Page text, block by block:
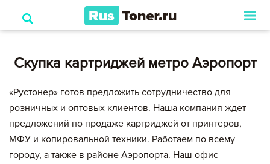
Скупка картриджей метро Аэропорт
«Рустонер» готов предложить сотрудничество для
розничных и оптовых клиентов. Наша компания ждет
предложений по продаже картриджей от принтеров,
МФУ и копировальной техники. Работаем по всему
городу, а также в районе Аэропорта. Наш офис